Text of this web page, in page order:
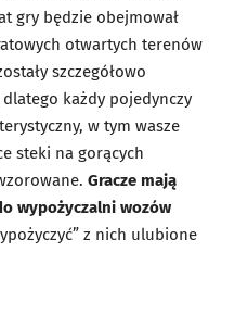
gry będzie obejmował
otwartych terenów
szczegółowo
każdy pojedynczy
w tym wasze
steki na gorących
Gracze mają
wypożyczalni wozów
z nich ulubione